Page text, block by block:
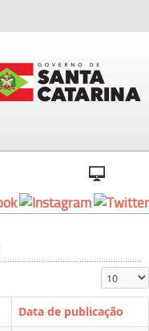
Exibir #
Data de publicação